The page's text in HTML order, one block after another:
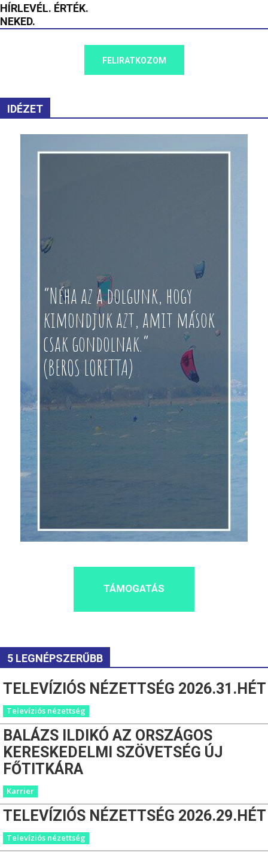
HÍRLEVÉL. ÉRTÉK.
NEKED.
FELIRATKOZOM
IDÉZET
“Néha az a dolgunk, hogy
kimondjuk azt, amit mások
csak gondolnak.”
(BEROS LORETTA)
TÁMOGATÁS
5 LEGNÉPSZERŰBB
TELEVÍZIÓS NÉZETTSÉG 2026.31.HÉT
Televíziós nézettség
BALÁZS ILDIKÓ AZ ORSZÁGOS
KERESKEDELMI SZÖVETSÉG ÚJ
FŐTITKÁRA
Karrier
TELEVÍZIÓS NÉZETTSÉG 2026.29.HÉT
Televíziós nézettség